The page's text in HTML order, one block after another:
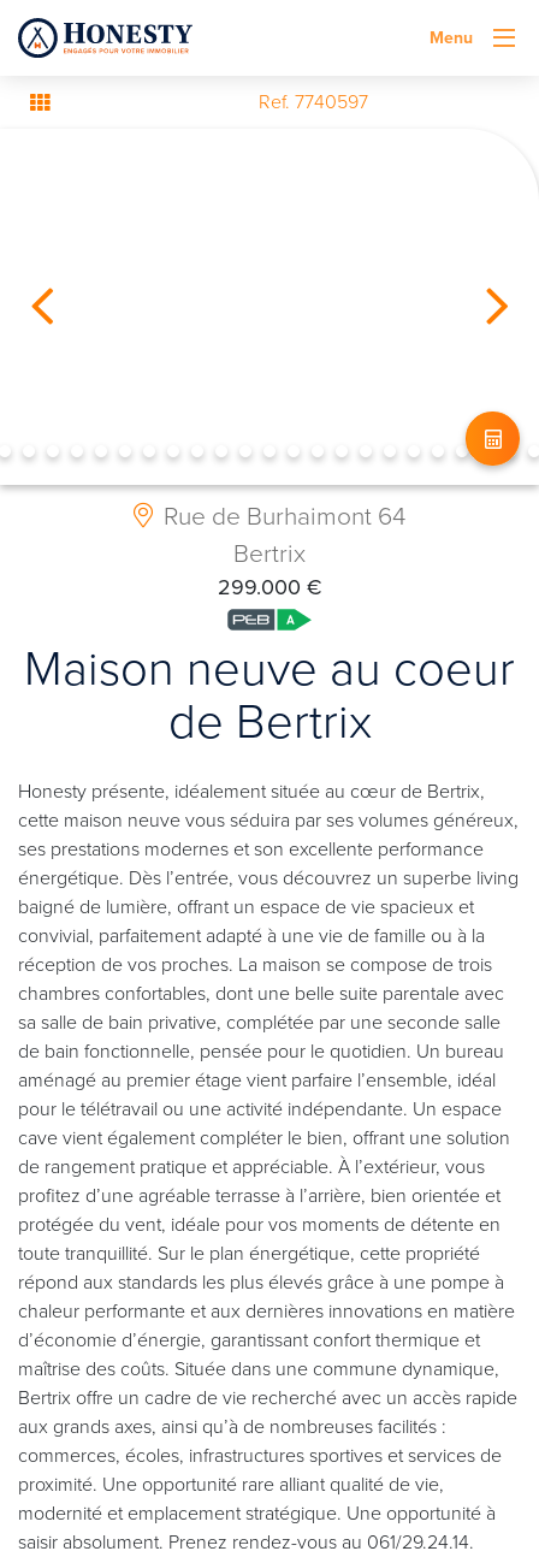
Menu
Ref. 7740597
Rue de Burhaimont 64
Bertrix
299.000 €
Maison neuve au coeur
de Bertrix
Honesty présente, idéalement située au cœur de Bertrix,
cette maison neuve vous séduira par ses volumes généreux,
ses prestations modernes et son excellente performance
énergétique. Dès l’entrée, vous découvrez un superbe living
baigné de lumière, offrant un espace de vie spacieux et
convivial, parfaitement adapté à une vie de famille ou à la
réception de vos proches. La maison se compose de trois
chambres confortables, dont une belle suite parentale avec
sa salle de bain privative, complétée par une seconde salle
de bain fonctionnelle, pensée pour le quotidien. Un bureau
aménagé au premier étage vient parfaire l’ensemble, idéal
pour le télétravail ou une activité indépendante. Un espace
cave vient également compléter le bien, offrant une solution
de rangement pratique et appréciable. À l’extérieur, vous
profitez d’une agréable terrasse à l’arrière, bien orientée et
protégée du vent, idéale pour vos moments de détente en
toute tranquillité. Sur le plan énergétique, cette propriété
répond aux standards les plus élevés grâce à une pompe à
chaleur performante et aux dernières innovations en matière
d’économie d’énergie, garantissant confort thermique et
maîtrise des coûts. Située dans une commune dynamique,
Bertrix offre un cadre de vie recherché avec un accès rapide
aux grands axes, ainsi qu’à de nombreuses facilités :
commerces, écoles, infrastructures sportives et services de
proximité. Une opportunité rare alliant qualité de vie,
modernité et emplacement stratégique. Une opportunité à
saisir absolument. Prenez rendez-vous au 061/29.24.14.